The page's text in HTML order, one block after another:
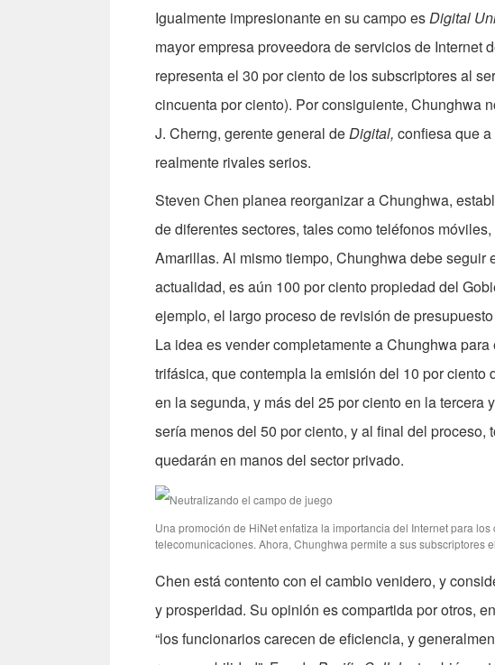
Igualmente impresionante en su campo esDigital
mayor empresa proveedora de servicios de Internet
representa el 30 por ciento de los subscriptores al
cincuenta por ciento). Por consiguiente, Chunghwa
J. Cherng, gerente general deDigital, confiesa que
realmente rivales serios.
Steven Chen planea reorganizar a Chunghwa,
de diferentes sectores, tales como teléfonos
Amarillas. Al mismo tiempo, Chunghwa debe
actualidad, es aún 100 por ciento propiedad del
ejemplo, el largo proceso de revisión de
La idea es vender completamente a Chunghwa
trifásica, que contempla la emisión del 10 por
en la segunda, y más del 25 por ciento en la
sería menos del 50 por ciento, y al final del
quedarán en manos del sector privado.
Una promoción de HiNet enfatiza la importancia del Internet para
telecomunicaciones. Ahora, Chunghwa permite a sus subscriptores
Chen está contento con el cambio venidero, y
y prosperidad. Su opinión es compartida por otros,
“los funcionarios carecen de eficiencia, y